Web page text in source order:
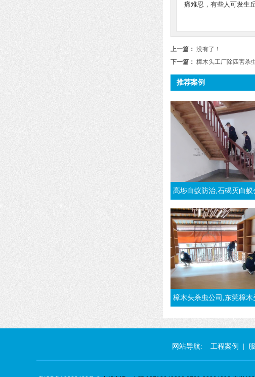
痛难忍，有些人可发生
上一篇： 没有了！
下一篇： 樟木头工厂除四害杀
推荐案例
高埗白蚁防治,石碣灭白蚁公司(强烈推荐
樟木头杀虫公司,东莞樟木头灭白蚁,推荐樟木头白蚁
网站导航: 工程案例